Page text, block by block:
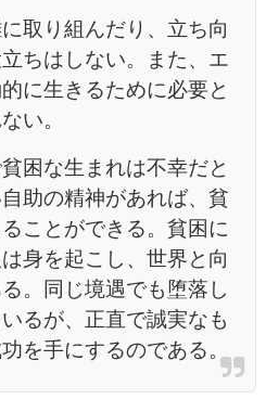
取り組んだり、立ち向
ちはしない。また、エ
に生きるために必要と
い。
困な生まれは不幸だと
助の精神があれば、貧
ことができる。貧困に
身を起こし、世界と向
。同じ境遇でも堕落し
るが、正直で誠実なも
を手にするのである。